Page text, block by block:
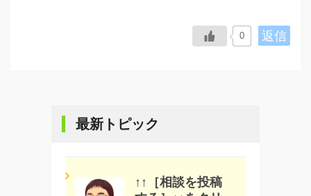
返信
0
最新トピック
↑↑［相談を投稿